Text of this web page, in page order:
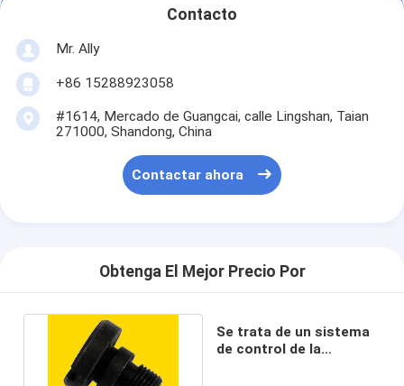
Contacto
Mr. Ally
+86 15288923058
#1614, Mercado de Guangcai, calle Lingshan, Taian
271000, Shandong, China
Contactar ahora
Obtenga El Mejor Precio Por
Se trata de un sistema
de control de la